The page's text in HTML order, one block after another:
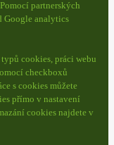
partnerských
Google analytics
cookies, práci webu
checkboxů
s cookies můžete
přímo v nastavení
cookies najdete v